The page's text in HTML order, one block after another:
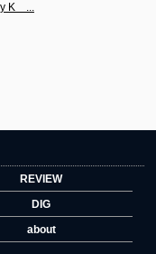
K　...
REVIEW
DIG
about